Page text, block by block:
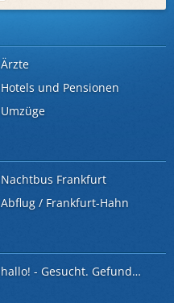
Ärzte
Hotels und Pensionen
Umzüge
Nachtbus Frankfurt
Abflug / Frankfurt-Hahn
hallo! - Gesucht. Gefunden.